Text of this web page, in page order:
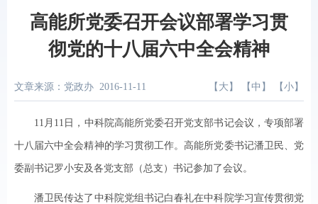
高能所党委召开会议部署学习贯
彻党的十八届六中全会精神
文章来源：党政办 2016-11-11 【 大 】 【 中 】 【 小 】
11月11日，中科院高能所党委召开党支部书记会议，专项部署
十八届六中全会精神的学习贯彻工作。高能所党委书记潘卫民、党
委副书记罗小安及各党支部（总支）书记参加了会议。
潘卫民传达了中科院党组书记白春礼在中科院学习宣传贯彻党